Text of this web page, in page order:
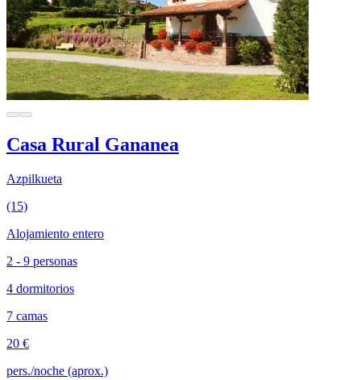
Casa Rural Gananea
Azpilkueta
(15)
Alojamiento entero
2 - 9 personas
4 dormitorios
7 camas
20 €
pers./noche (aprox.)